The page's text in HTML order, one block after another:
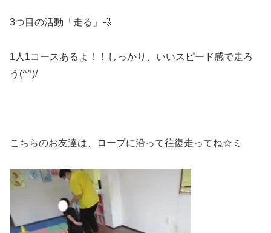
3つ目の活動「走る」💨
1人1コースあるよ！！しっかり、いいスピード感で走ろ
う(^^)/
こちらのお友達は、ロープに沿って往復走ってね☆ミ